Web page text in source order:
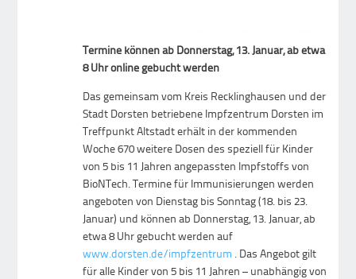
Termine können ab Donnerstag, 13. Januar, ab etwa
8 Uhr online gebucht werden
Das gemeinsam vom Kreis Recklinghausen und der
Stadt Dorsten betriebene Impfzentrum Dorsten im
Treffpunkt Altstadt erhält in der kommenden
Woche 670 weitere Dosen des speziell für Kinder
von 5 bis 11 Jahren angepassten Impfstoffs von
BioNTech. Termine für Immunisierungen werden
angeboten von Dienstag bis Sonntag (18. bis 23.
Januar) und können ab Donnerstag, 13. Januar, ab
etwa 8 Uhr gebucht werden auf
www.dorsten.de/impfzentrum . Das Angebot gilt
für alle Kinder von 5 bis 11 Jahren – unabhängig von